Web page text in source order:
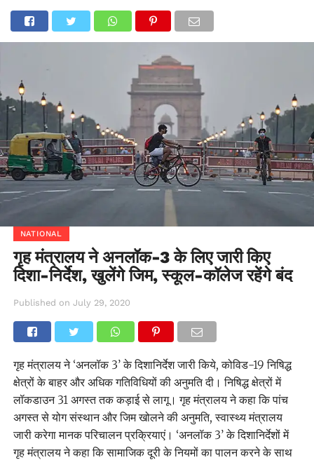
NATIONAL
गृह मंत्रालय ने अनलॉक-3 के लिए जारी किए
दिशा-निर्देश, खुलेंगे जिम, स्कूल-कॉलेज रहेंगे बंद
Published on July 29, 2020
गृह मंत्रालय ने ‘अनलॉक 3’ के दिशानिर्देश जारी किये, कोविड-19 निषिद्ध
क्षेत्रों के बाहर और अधिक गतिविधियों की अनुमति दी। निषिद्ध क्षेत्रों में
लॉकडाउन 31 अगस्त तक कड़ाई से लागू। गृह मंत्रालय ने कहा कि पांच
अगस्त से योग संस्थान और जिम खोलने की अनुमति, स्वास्थ्य मंत्रालय
जारी करेगा मानक परिचालन प्रक्रियाएं। ‘अनलॉक 3’ के दिशानिर्देशों में
गृह मंत्रालय ने कहा कि सामाजिक दूरी के नियमों का पालन करने के साथ